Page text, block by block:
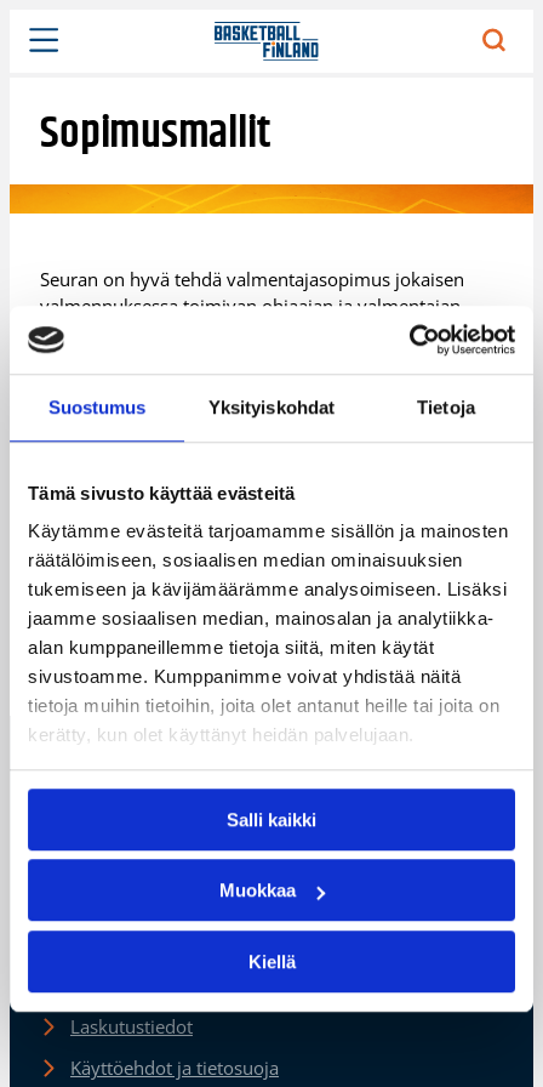
Suostumus Yksityiskohdat Tietoja
Tämä sivusto käyttää evästeitä
Käytämme evästeitä tarjoamamme sisällön ja mainosten
räätälöimiseen, sosiaalisen median ominaisuuksien
tukemiseen ja kävijämäärämme analysoimiseen. Lisäksi
jaamme sosiaalisen median, mainosalan ja analytiikka-
alan kumppaneillemme tietoja siitä, miten käytät
sivustoamme. Kumppanimme voivat yhdistää näitä
tietoja muihin tietoihin, joita olet antanut heille tai joita on
kerätty, kun olet käyttänyt heidän palvelujaan.
Salli kaikki
Muokkaa
Kiellä
Siirry
sisältöön
Sopimusmallit
Seuran on hyvä tehdä valmentajasopimus jokaisen
valmennuksessa toimivan ohjaajan ja valmentajan
kanssa. Sopimuksessa tulee käydä ilmi valmentajan
oikeudet ja velvollisuudet. Ohessa kolme
varten sekä Korisliigassa käytettävä
pelaajasopimusmalli edustusjoukkueen
SAVAL – Valmentajan työsopimusmalli
Suomen Ammattivalmentajien suosittelema
työsopimusmalli valmentajalle
Harrasteohjaajasopimusmalli
Ohjaajasopimusmalli seuran harrastevalmentajalle.
Koripalloliitto
Urheilupuistontie 3
office@basket.fi
Laskutustiedot
Käyttöehdot ja tietosuoja